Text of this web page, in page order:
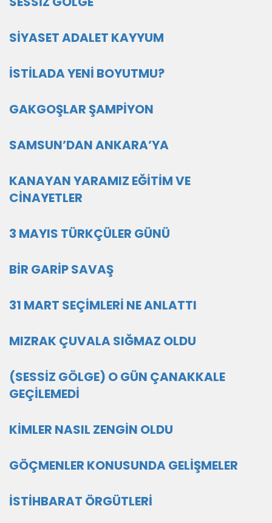
SİYASET ADALET KAYYUM
İSTİLADA YENİ BOYUTMU?
GAKGOŞLAR ŞAMPİYON
SAMSUN’DAN ANKARA’YA
KANAYAN YARAMIZ EĞİTİM VE
CİNAYETLER
3 MAYIS TÜRKÇÜLER GÜNÜ
BİR GARİP SAVAŞ
31 MART SEÇİMLERİ NE ANLATTI
MIZRAK ÇUVALA SIĞMAZ OLDU
(SESSİZ GÖLGE) O GÜN ÇANAKKALE
GEÇİLEMEDİ
KİMLER NASIL ZENGİN OLDU
GÖÇMENLER KONUSUNDA GELİŞMELER
İSTİHBARAT ÖRGÜTLERİ